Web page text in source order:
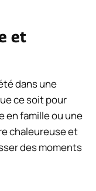
et
dans une
ce soit pour
en famille ou une
chaleureuse et
des moments